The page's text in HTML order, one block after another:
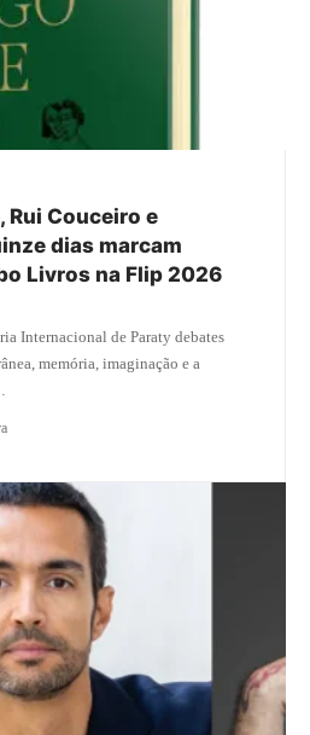
Rui Couceiro e
dias marcam
Livros na Flip 2026
Internacional de Paraty debates
memória, imaginação e a